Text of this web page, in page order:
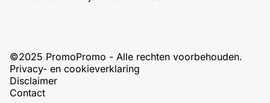
©2025 PromoPromo - Alle rechten voorbehouden.
Privacy- en cookieverklaring
Disclaimer
Contact